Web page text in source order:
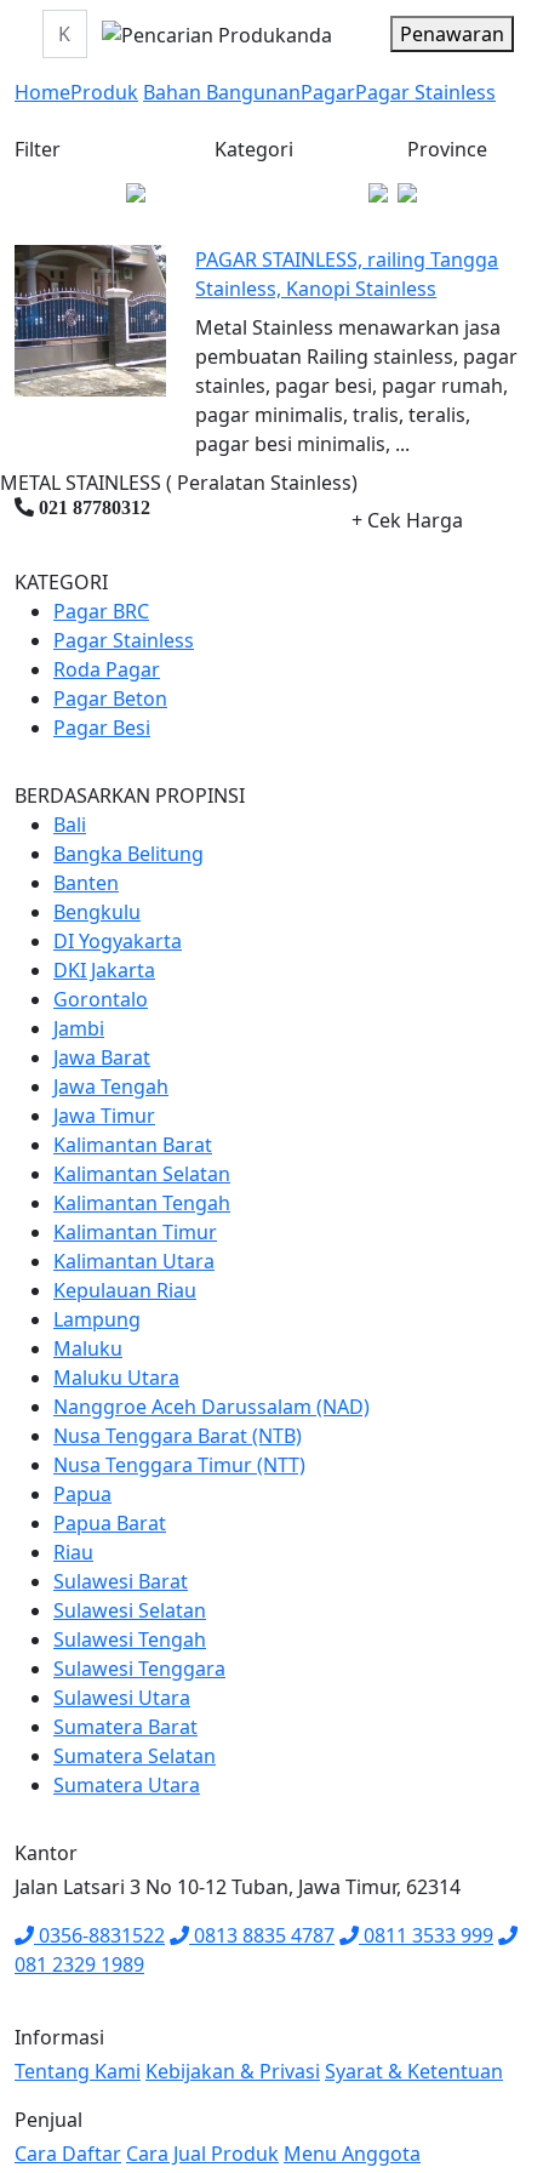
Penawaran
HomeProduk Bahan BangunanPagarPagar Stainless
Filter Kategori Province
PAGAR STAINLESS, railing Tangga
Stainless, Kanopi Stainless
Metal Stainless menawarkan jasa
pembuatan Railing stainless, pagar
stainles, pagar besi, pagar rumah,
pagar minimalis, tralis, teralis,
pagar besi minimalis, ...
METAL STAINLESS ( Peralatan Stainless)
021 87780312 + Cek Harga
KATEGORI
Pagar BRC
Pagar Stainless
Roda Pagar
Pagar Beton
Pagar Besi
BERDASARKAN PROPINSI
Bali
Bangka Belitung
Banten
Bengkulu
DI Yogyakarta
DKI Jakarta
Gorontalo
Jambi
Jawa Barat
Jawa Tengah
Jawa Timur
Kalimantan Barat
Kalimantan Selatan
Kalimantan Tengah
Kalimantan Timur
Kalimantan Utara
Kepulauan Riau
Lampung
Maluku
Maluku Utara
Nanggroe Aceh Darussalam (NAD)
Nusa Tenggara Barat (NTB)
Nusa Tenggara Timur (NTT)
Papua
Papua Barat
Riau
Sulawesi Barat
Sulawesi Selatan
Sulawesi Tengah
Sulawesi Tenggara
Sulawesi Utara
Sumatera Barat
Sumatera Selatan
Sumatera Utara
Kantor
Jalan Latsari 3 No 10-12 Tuban, Jawa Timur, 62314
0356-8831522
0813 8835 4787
0811 3533 999
081 2329 1989
Informasi
Tentang Kami Kebijakan & Privasi Syarat & Ketentuan
Penjual
Cara Daftar Cara Jual Produk Menu Anggota